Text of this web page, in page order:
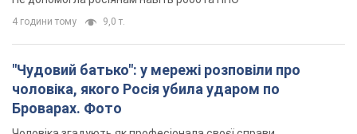
4 години тому 9,0 т.
"Чудовий батько": у мережі розповіли про
чоловіка, якого Росія убила ударом по
Броварах. Фото